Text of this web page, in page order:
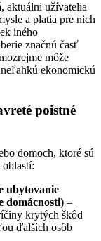
aktuálni užívatelia
a platia pre nich
iného
značnú časť
môže
ekonomickú
poistné
domoch, ktoré sú
ubytovanie
domácnosti) –
krytých škôd
ďalších osôb